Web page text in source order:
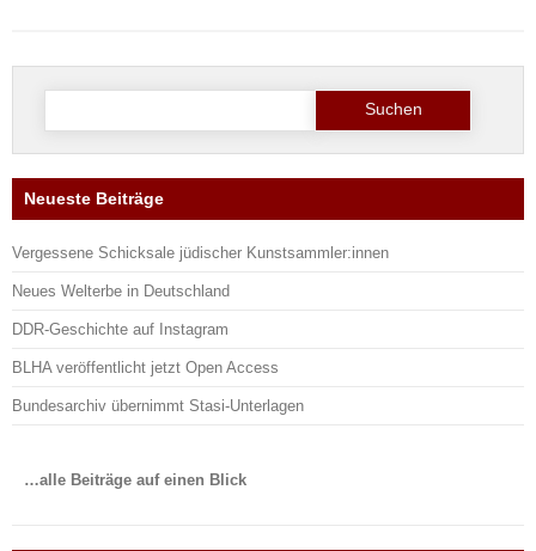
Suche
Neueste Beiträge
Vergessene Schicksale jüdischer Kunstsammler:innen
Neues Welterbe in Deutschland
DDR-Geschichte auf Instagram
BLHA veröffentlicht jetzt Open Access
Bundesarchiv übernimmt Stasi-Unterlagen
…alle Beiträge auf einen Blick